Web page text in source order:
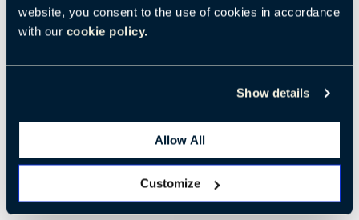
website, you consent to the use of cookies in accordance
with our cookie policy.
Show details
Allow All
Customize
564 KB